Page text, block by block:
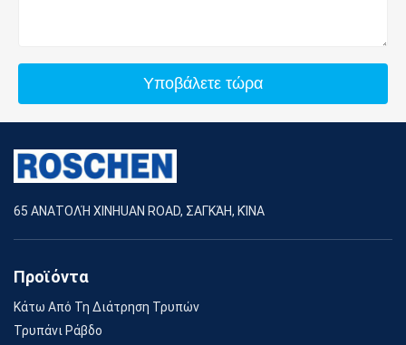
Υποβάλετε τώρα
65 ΑΝΑΤΟΛΉ XINHUAN ROAD, ΣΑΓΚΆΗ, ΚΊΝΑ
Προϊόντα
Κάτω Από Τη Διάτρηση Τρυπών
Τρυπάνι Ράβδο